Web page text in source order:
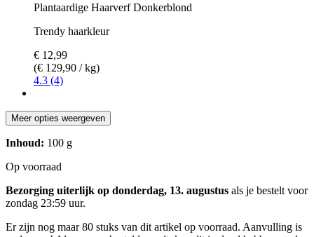
Plantaardige Haarverf Donkerblond
Trendy haarkleur
€ 12,99
(€ 129,90 / kg)
4.3 (4)
Meer opties weergeven
Inhoud: 100 g
Op voorraad
Bezorging uiterlijk op donderdag, 13. augustus als je bestelt voor
zondag 23:59 uur.
Er zijn nog maar 80 stuks van dit artikel op voorraad. Aanvulling is